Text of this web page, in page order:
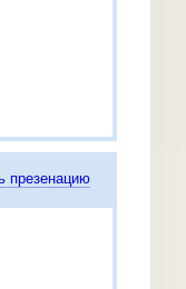
презенацию